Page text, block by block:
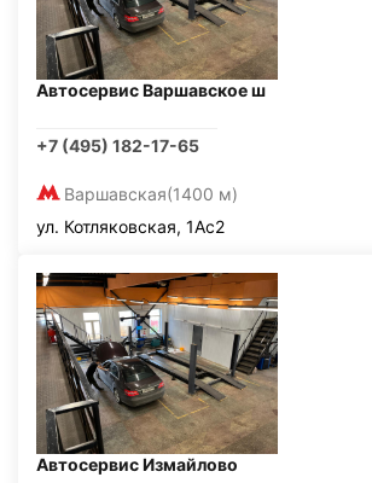
Автосервис Варшавское ш
+7 (495) 182-17-65
Варшавская(1400 м)
ул. Котляковская, 1Ас2
Автосервис Измайлово